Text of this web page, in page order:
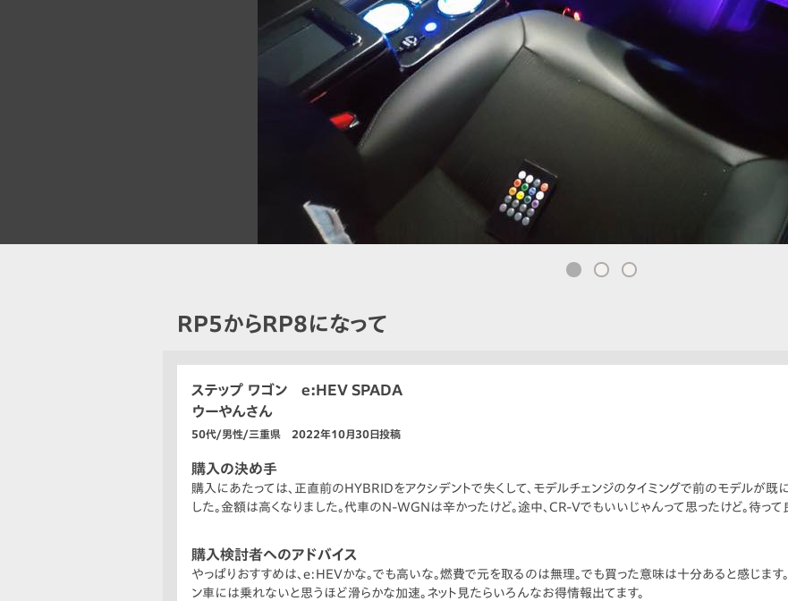
RP5からRP8になって
ステップ ワゴン e:HEV SPADA
ウーやんさん
50代/男性/三重県 2022年10月30日投稿
購入の決め手
購入にあたっては、正直前のHYBRIDをアクシデントで失くして、モデルチェンジのタイミングで前のモデルが既
した。金額は高くなりました。代車のN-WGNは辛かったけど。途中、CR-Vでもいいじゃんって思ったけど。待って
購入検討者へのアドバイス
やっぱりおすすめは、e:HEVかな。でも高いな。燃費で元を取るのは無理。でも買った意味は十分あると感じます
ン車には乗れないと思うほど滑らかな加速。ネット見たらいろんなお得情報出てます。